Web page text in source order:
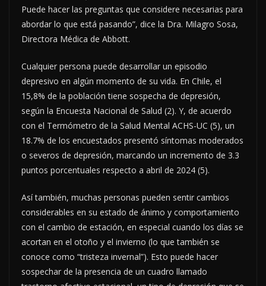
Puede hacer las preguntas que considere necesarias para
abordar lo que está pasando”, dice la Dra. Milagro Sosa,
Directora Médica de Abbott.
Cualquier persona puede desarrollar un episodio
depresivo en algún momento de su vida. En Chile, el
15,8% de la población tiene sospecha de depresión,
según la Encuesta Nacional de Salud (2). Y, de acuerdo
con el Termómetro de la Salud Mental ACHS-UC (5), un
18.7% de los encuestados presentó síntomas moderados
o severos de depresión, marcando un incremento de 3.3
puntos porcentuales respecto a abril de 2024 (5).
Así también, muchas personas pueden sentir cambios
considerables en su estado de ánimo y comportamiento
con el cambio de estación, en especial cuando los días se
acortan en el otoño y el invierno (lo que también se
conoce como “tristeza invernal”). Esto puede hacer
sospechar de la presencia de un cuadro llamado